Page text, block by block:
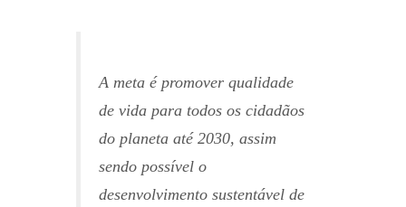
A meta é promover qualidade
de vida para todos os cidadãos
do planeta até 2030, assim
sendo possível o
desenvolvimento sustentável de